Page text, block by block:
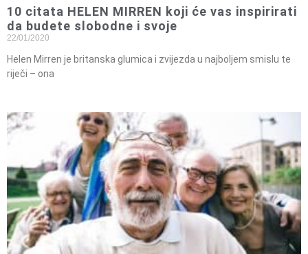
10 citata HELEN MIRREN koji će vas inspirirati
da budete slobodne i svoje
22/01/2020
Helen Mirren je britanska glumica i zvijezda u najboljem smislu te
riječi – ona